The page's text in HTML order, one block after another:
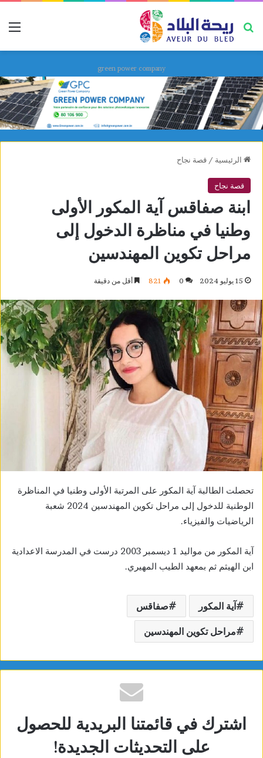
بحث عن
green power company
الرئيسية / قصة نجاح
قصة نجاح
ابنة صفاقس آية المكور الأولى
وطنيا في مناظرة الدخول إلى
مراحل تكوين المهندسين
15 يوليو 2024 0
821 أقل من دقيقة
تحصلت الطالبة آية المكور على المرتبة الأولى وطنيا في المناظرة
الوطنية للدخول إلى مراحل تكوين المهندسين 2024 شعبة
الرياضيات والفيزياء.
آية المكور من مواليد 1 ديسمبر 2003 درست في المدرسة الاعدادية
ابن الهيثم ثم بمعهد الطيب المهيري.
آية المكور صفاقس
مراحل تكوين المهندسين
اشترك في قائمتنا البريدية للحصول
على التحديثات الجديدة!